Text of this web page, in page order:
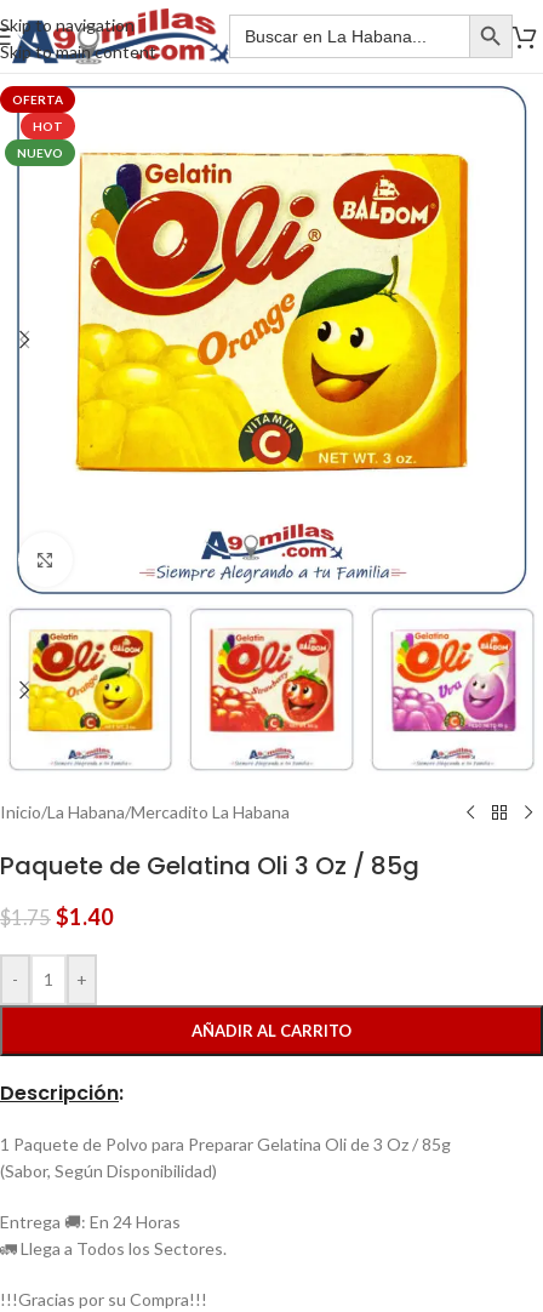
Skip to navigation
Skip to main content
OFERTA
HOT
NUEVO
Inicio/La Habana/Mercadito La Habana
Paquete de Gelatina Oli 3 Oz / 85g
$1.75 $1.40
- +
AÑADIR AL CARRITO
Descripción:
1 Paquete de Polvo para Preparar Gelatina Oli de 3 Oz / 85g
(Sabor, Según Disponibilidad)
Entrega 🚚: En 24 Horas
🚛 Llega a Todos los Sectores.
!!!Gracias por su Compra!!!